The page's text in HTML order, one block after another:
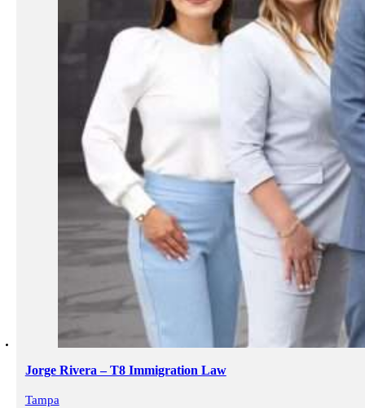
Jorge Rivera – T8 Immigration Law
Tampa